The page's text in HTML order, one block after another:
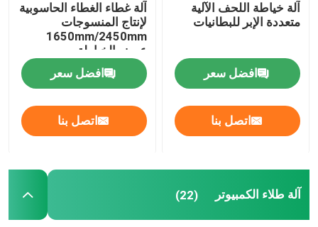
آلة خياطة اللحف الآلية
متعددة الإبر للبطانيات
افضل سعر
اتصل بنا
آلة غطاء الغطاء الحاسوبية
لإنتاج المنسوجات
1650mm/2450mm
عرض الخياطة
افضل سعر
اتصل بنا
آلة طلاء الكمبيوتر (22)